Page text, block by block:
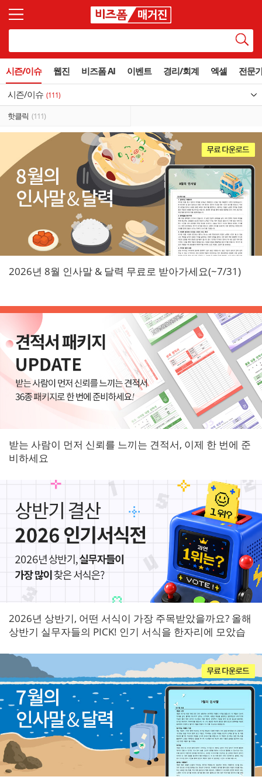
시즌/이슈 웹진 비즈폼 AI 이벤트 경리/회계 엑셀 전문
시즌/이슈 (111)
핫클릭 (111)
2026년 8월 인사말 & 달력 무료로 받아가세요(~7/31)
받는 사람이 먼저 신뢰를 느끼는 견적서, 이제 한 번에 준
비하세요
2026년 상반기, 어떤 서식이 가장 주목받았을까요? 올해
상반기 실무자들의 PICK! 인기 서식을 한자리에 모았습